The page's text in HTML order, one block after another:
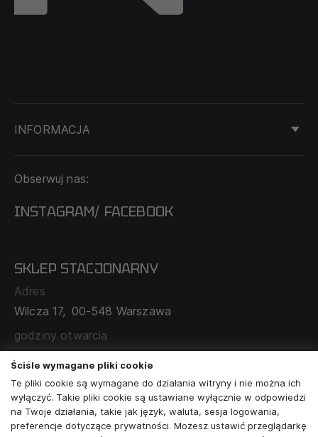
INFORMACJA
DOSTAWA I PŁATNOŚĆ
O NAS
MAPA SERWISU
ZAMÓWIENIA KORPORACYJNE
WSPÓŁPRACA Z PARTNERAMI
Obserwuj nas:
INSTAGRAM/ FACEBOOK
SKLEP STACJONARNY
Adres
Wilcza 17, 00-548 Warszawa
godziny otwarcia
poniedziałek - sobota: 11:00 - 19:00
Skontaktuj się z nami
+48573581161
Ściśle wymagane pliki cookie
Te pliki cookie są wymagane do działania witryny i nie można ich
wyłączyć. Takie pliki cookie są ustawiane wyłącznie w odpowiedzi
na Twoje działania, takie jak język, waluta, sesja logowania,
preferencje dotyczące prywatności. Możesz ustawić przeglądarkę